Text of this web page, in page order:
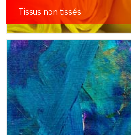
Tissus non tissés